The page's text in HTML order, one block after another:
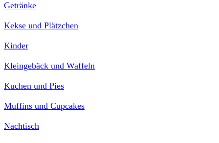
Getränke
Kekse und Plätzchen
Kinder
Kleingebäck und Waffeln
Kuchen und Pies
Muffins und Cupcakes
Nachtisch